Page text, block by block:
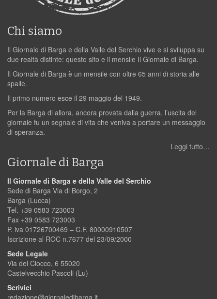
Chi siamo
Il Giornale di Barga e della Valle del Serchio vive e si sviluppa su
due realtà distinte: questo sito e il mensile Il Giornale di Barga.
Il Giornale di Barga è un mensile con oltre 65 anni di storia alle
spalle.
Il primo numero esce il 29 maggio del 1949.
Per la Barga di allora, ancora provata dalla guerra, l’uscita del
giornale fu un segnale di vita che veniva a portare un messaggio
di speranza.
Leggi tutto…
Giornale di Barga
Il Giornale di Barga e della Valle del Serchio
Sede di Barga Via di Borgo, 2
Barga (Lucca)
Tel. +39 0583 723003
Fax +39 0583 723003
P. iva 01726700469 – C.F. 80000910507
Iscrizione al ROC n.7677 del 23/09/2000
Sede Legale
Via del Ciocco, 6 55020
Castelvecchio Pascoli (Lu)
Scrivici
redazione@giornaledibarga.it